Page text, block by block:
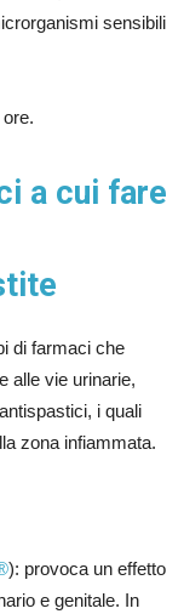
sensibili
a cui fare
di farmaci che
alle vie urinarie,
i quali
zona infiammata.
): provoca un effetto
e genitale. In